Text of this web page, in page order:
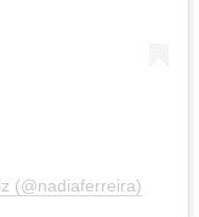
(@nadiaferreira)